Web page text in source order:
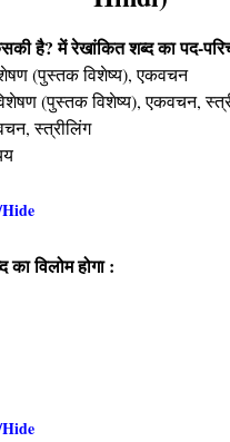
है? में रेखांकित शब्द का पद-
(पुस्तक विशेष्य), एकवचन
(पुस्तक विशेष्य), एकवचन,
स्त्रीलिंग
का विलोम होगा :